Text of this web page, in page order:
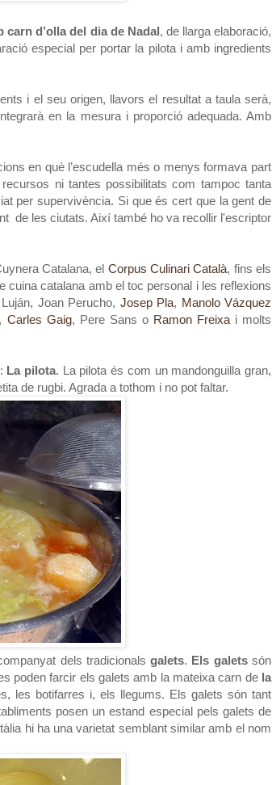
carn d’olla del dia de Nadal, de llarga elaboració,
especial per portar la pilota i amb ingredients
i el seu origen, llavors el resultat a taula serà,
en la mesura i proporció adequada. Amb
en què l’escudella més o menys formava part
ni tantes possibilitats com tampoc tanta
per supervivència. Si que és cert que la gent de
de les ciutats. Així també ho va recollir l'escriptor
Catalana, el Corpus Culinari Català, fins els
cuina catalana amb el toc personal i les reflexions
Joan Perucho, Josep Pla, Manolo Vázquez
, Carles Gaig, Pere Sans o Ramon Freixai molts
La pilota. La pilota és com un mandonguilla gran,
de rugbi. Agrada a tothom i no pot faltar.
dels tradicionalsgalets. Els galetssón
poden farcir els galets amb la mateixa carn dela
les botifarres i, els llegums. Els galets són tant
posen un estand especial pels galets de
hi ha una varietat semblant similar amb el nom